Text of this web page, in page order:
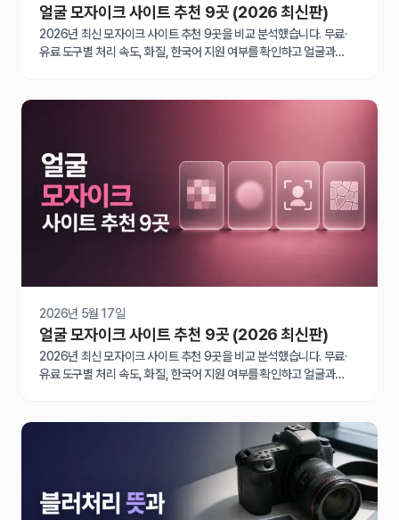
얼굴 모자이크 사이트 추천 9곳 (2026 최신판)
2026년 최신 모자이크 사이트 추천 9곳을 비교 분석했습니다. 무료·
유료 도구별 처리 속도, 화질, 한국어 지원 여부를 확인하고 얼굴과
2026년 5월 17일
얼굴 모자이크 사이트 추천 9곳 (2026 최신판)
2026년 최신 모자이크 사이트 추천 9곳을 비교 분석했습니다. 무료·
유료 도구별 처리 속도, 화질, 한국어 지원 여부를 확인하고 얼굴과